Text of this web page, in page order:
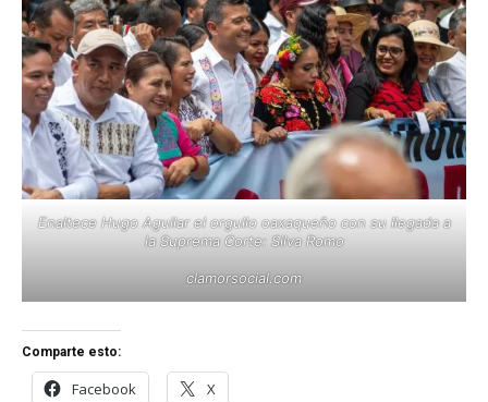
Enaltece Hugo Aguilar el orgullo oaxaqueño con su llegada a
la Suprema Corte: Silva Romo
clamorsocial.com
Comparte esto:
Facebook X